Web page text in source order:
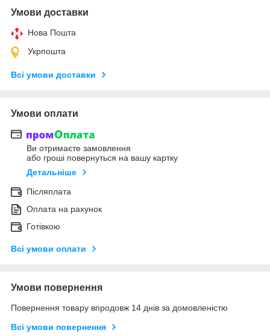
Умови доставки
Нова Пошта
Укрпошта
Всі умови доставки
Умови оплати
Ви отримаєте замовлення
або гроші повернуться на вашу картку
Детальніше
Післяплата
Оплата на рахунок
Готівкою
Всі умови оплати
Умови повернення
Повернення товару впродовж 14 днів за домовленістю
Всі умови повернення